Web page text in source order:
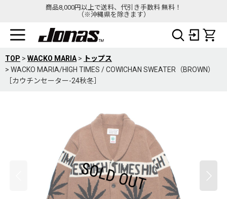
商品8,000円以上で送料、代引き手数料 無料！
（※沖縄県を除きます）
TOP > WACKO MARIA >
トップス
> WACKO MARIA/HIGH TIMES / COWICHAN SWEATER（BROWN）
［カウチンセーター-24秋冬］